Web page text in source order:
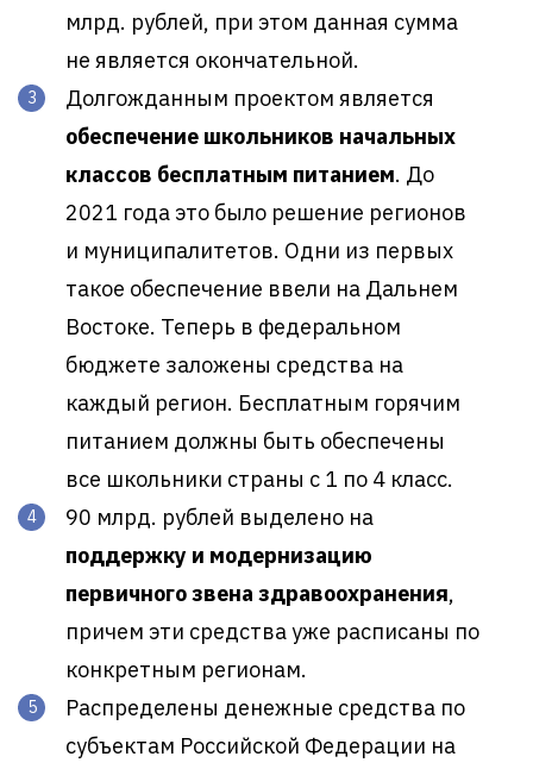
млрд. рублей, при этом данная сумма
не является окончательной.
Долгожданным проектом является
обеспечение школьников начальных
классов бесплатным питанием. До
2021 года это было решение регионов
и муниципалитетов. Одни из первых
такое обеспечение ввели на Дальнем
Востоке. Теперь в федеральном
бюджете заложены средства на
каждый регион. Бесплатным горячим
питанием должны быть обеспечены
все школьники страны с 1 по 4 класс.
90 млрд. рублей выделено на
поддержку и модернизацию
первичного звена здравоохранения,
причем эти средства уже расписаны по
конкретным регионам.
Распределены денежные средства по
субъектам Российской Федерации на